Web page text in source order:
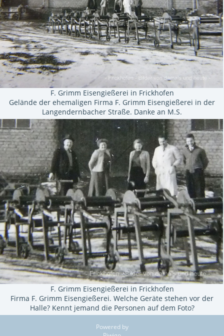
F. Grimm Eisengießerei in Frickhofen
Gelände der ehemaligen Firma F. Grimm Eisengießerei in der
Langendernbacher Straße. Danke an M.S.
F. Grimm Eisengießerei in Frickhofen
Firma F. Grimm Eisengießerei. Welche Geräte stehen vor der
Halle? Kennt jemand die Personen auf dem Foto?
Powered by